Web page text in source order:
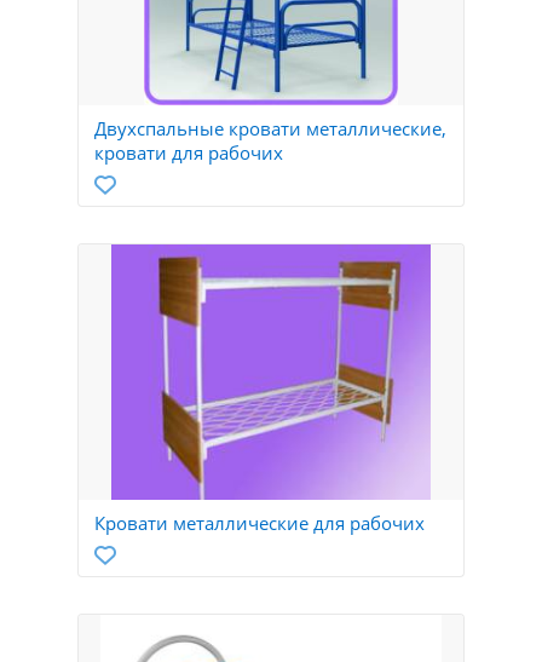
Двухспальные кровати металлические,
кровати для рабочих
Кровати металлические для рабочих